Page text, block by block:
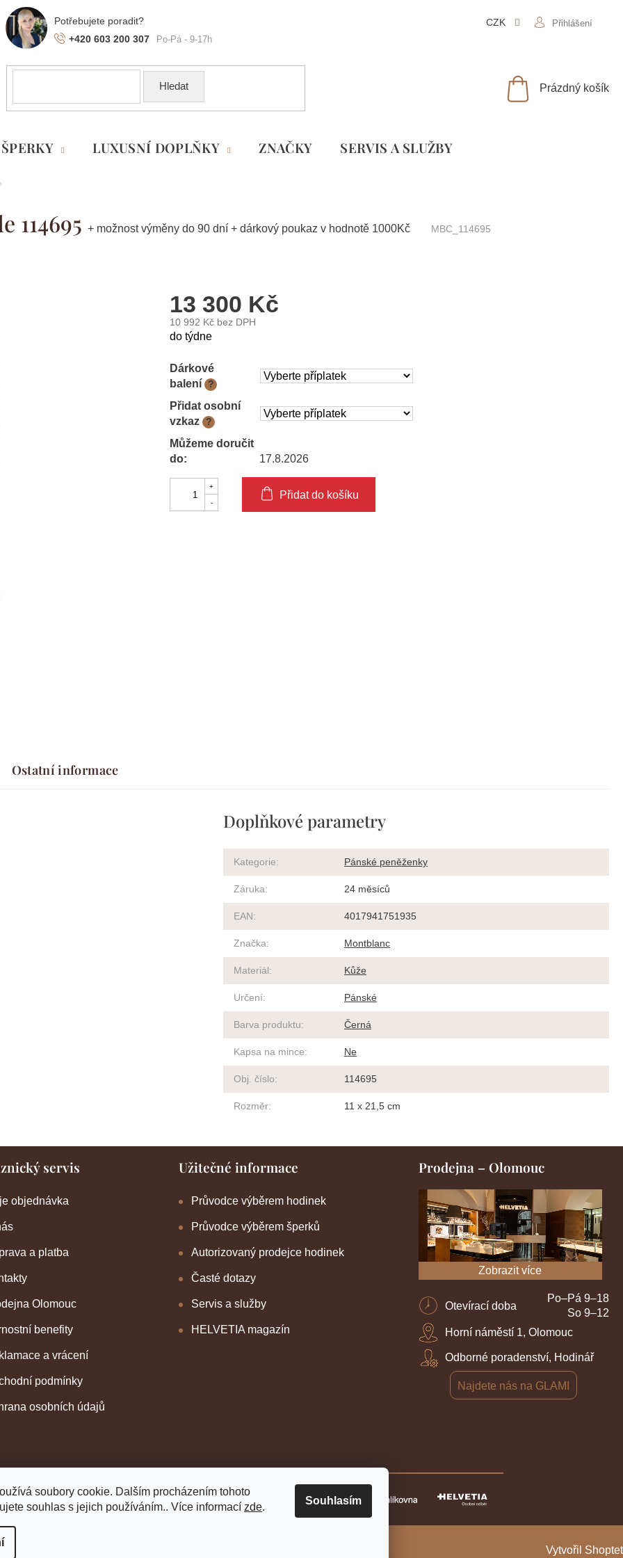
soubory cookie. Dalším procházením tohoto
souhlas s jejich používáním.. Více informací zde.
Souhlasím
+420 603 200 307
CZK Přihlášení
Hledat
NÁKUPNÍ
Prázdný košík
ŠPERKY LUXUSNÍ DOPLŇKY ZNAČKY SLUŽBY
114695 + možnost výměny do 90 dní + dárkový poukaz v hodnotě 1000Kč MBC_114695
13 300 Kč
10 992 Kč bez DPH
Měrná
do týdne
Dárkové
balení
?
Přidat osobní
vzkaz
?
Můžeme doručit
do:
17.8.2026
Přidat do košíku
Ostatní informace
Doplňkové parametry
Kategorie: Pánské peněženky
Záruka: 24 měsíců
EAN: 4017941751935
Značka: Montblanc
Materiál: Kůže
Určení: Pánské
Barva produktu: Černá
Kapsa na mince: Ne
Obj. číslo: 114695
Rozměr: 11 x 21,5 cm
servis
objednávka
a platba
Olomouc
benefity
a vrácení
podmínky
osobních údajů
Užitečné informace
Průvodce výběrem hodinek
Průvodce výběrem šperků
Autorizovaný prodejce hodinek
Časté dotazy
Servis a služby
HELVETIA magazín
Prodejna – Olomouc
Zobrazit více
Otevírací doba
Po–Pá 9–18
So 9–12
Horní náměstí 1, Olomouc
Odborné poradenství, Hodinář
Najdete nás na GLAMI
Vytvořil Shoptet